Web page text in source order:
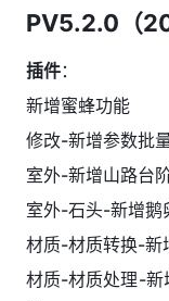
PV5.2.0（
插件：
新增蜜蜂功能
修改-新增参数批
室外-新增山路台
室外-石头-新增鹅
材质-材质转换-新
材质-材质处理-新